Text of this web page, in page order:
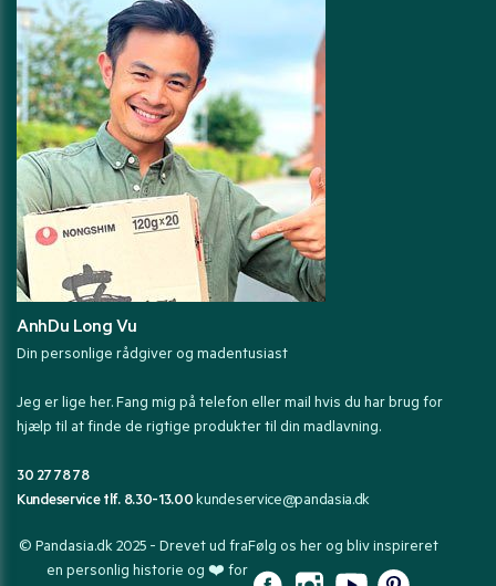
AnhDu Long Vu
Din personlige rådgiver og madentusiast
Jeg er lige her. Fang mig på telefon eller mail hvis du har brug for
hjælp til at finde de rigtige produkter til din madlavning.
30 27 78 78
Kundeservice tlf. 8.30-13.00kundeservice@pandasia.dk
© Pandasia.dk 2025 - Drevet ud fra
en personlig historie og ❤️ for
Følg os her og bliv inspireret